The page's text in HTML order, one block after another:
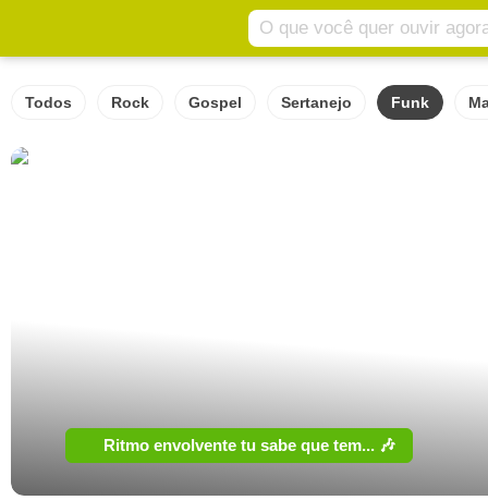
Todos Rock Gospel Sertanejo Funk
Ritmo envolvente tu sabe que tem... 🎶